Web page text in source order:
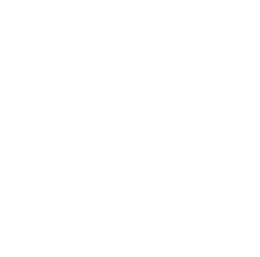
permaneció en el
compareció
recopilando datos,
principalmente a
«En principio hemos
hemos estado todo